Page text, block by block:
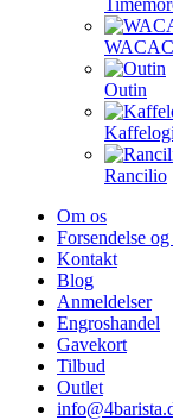
Outin
Rancilio
Om os
Forsendelse
Kontakt
Blog
Anmeldelser
Engroshandel
Gavekort
Tilbud
Outlet